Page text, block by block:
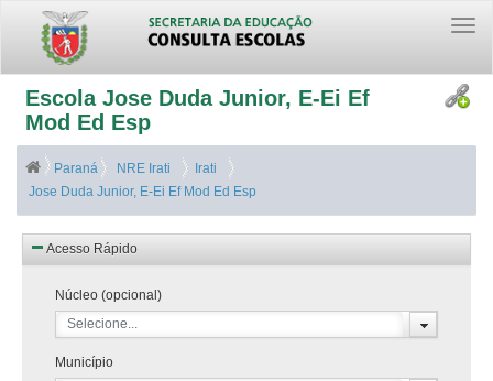
Escola Jose Duda Junior, E-Ei Ef
Mod Ed Esp
Paraná NRE Irati
Irati
Jose Duda Junior, E-Ei Ef Mod Ed Esp
Acesso Rápido
Núcleo (opcional)
Selecione...
Município